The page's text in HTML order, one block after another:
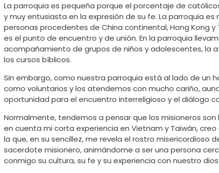
La parroquia es pequeña porque el porcentaje de
y muy entusiasta en la expresión de su fe. La parroquia
personas procedentes de China continental, Hong Kong
es el punto de encuentro y de unión. En la parroquia
acompañamiento de grupos de niños y adolescentes, la
los cursos bíblicos.
Sin embargo, como nuestra parroquia está al lado de un
como voluntarios y los atendemos con mucho cariño,
oportunidad para el encuentro interreligioso y el diálogo
Normalmente, tendemos a pensar que los misioneros
en cuenta mi corta experiencia en Vietnam y Taiwán,
la que, en su sencillez, me revela el rostro misericordioso
sacerdote misionero, animándome a ser una persona
conmigo su cultura, su fe y su experiencia con nuestro